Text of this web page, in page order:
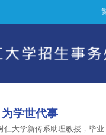
为学世代事
仁大学新传系助理教授，毕